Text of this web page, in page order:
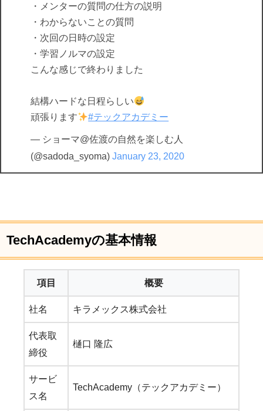
・メンターの質問の仕方の説明
・わからないことの質問
・次回の日時の設定
・学習ノルマの設定
こんな感じで終わりました
結構ハードな日程らしい
頑張ります
#テックアカデミー
— ショーマ@佐渡の自然を楽しむ人
(@sadoda_syoma) January 23, 2020
TechAcademyの基本情報
項目 概要
社名 キラメックス株式会社
代表取
締役
樋口 隆広
サービ
ス名
TechAcademy（テックアカデミー）